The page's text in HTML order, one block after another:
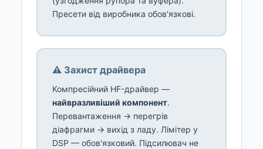
Пресети від виробника обов'язкові.
⚠️ Захист драйвера
Компресійний HF-драйвер —
найвразливіший компонент.
Перевантаження → перегрів
діафрагми → вихід з ладу. Лімітер у
DSP — обов'язковий. Підсилювач не